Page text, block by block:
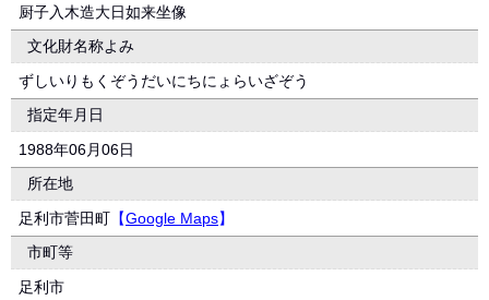
厨子入木造大日如来坐像
文化財名称よみ
ずしいりもくぞうだいにちにょらいざぞう
指定年月日
1988年06月06日
所在地
足利市菅田町 【Google Maps】
市町等
足利市